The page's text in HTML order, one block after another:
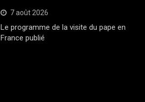
7 août 2026
Le programme de la visite du pape en
France publié